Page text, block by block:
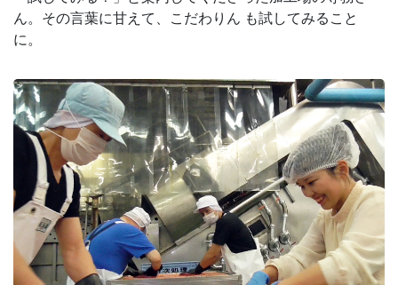
ん。その言葉に甘えて、こだわりん も試してみること
に。